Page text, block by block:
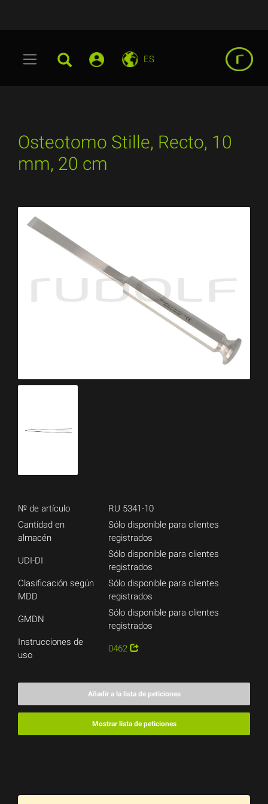
ES
Osteotomo Stille, Recto, 10
mm, 20 cm
№ de artículo
RU 5341-10
Cantidad en
almacén
Sólo disponible para clientes
registrados
UDI-DI
Sólo disponible para clientes
registrados
Clasificación según
MDD
Sólo disponible para clientes
registrados
GMDN
Sólo disponible para clientes
registrados
Instrucciones de
uso
0462
Añadir a la lista de peticiones
Mostrar lista de peticiones